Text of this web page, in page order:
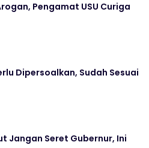
Pengamat USU Curiga
Dipersoalkan, Sudah Sesuai
Jangan Seret Gubernur, Ini